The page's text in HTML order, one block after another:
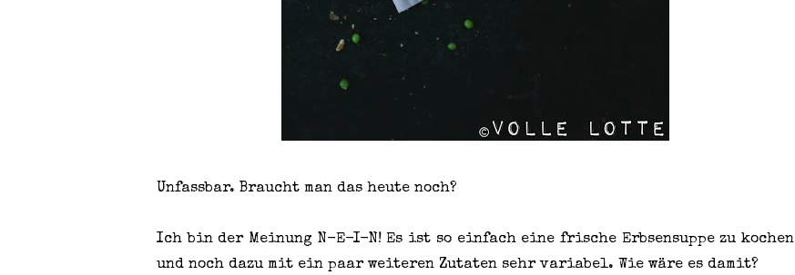
Unfassbar. Braucht man das heute noch?
Ich bin der Meinung N-E-I-N! Es ist so einfach eine frische Erbsensuppe zu kochen
und noch dazu mit ein paar weiteren Zutaten sehr variabel. Wie wäre es damit?